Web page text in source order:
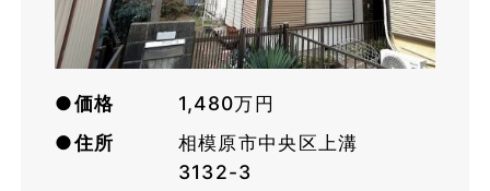
●価格
1,480万円
●住所
相模原市中央区上溝
3132-3